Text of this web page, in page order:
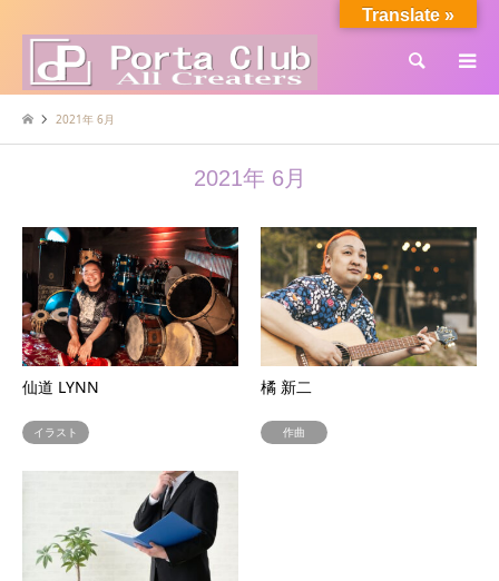
検索
2021年 6月
2021年 6月
仙道 LYNN
イラスト
橘 新二
作曲
Translate »